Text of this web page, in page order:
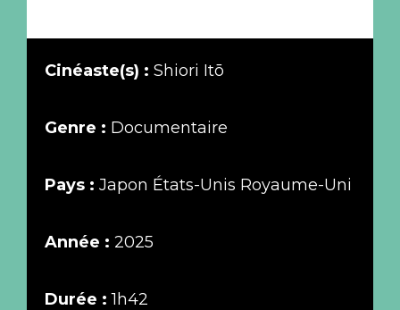
Cinéaste(s) : Shiori Itō
Genre : Documentaire
Pays : Japon États-Unis Royaume-Uni
Année : 2025
Durée :1h42